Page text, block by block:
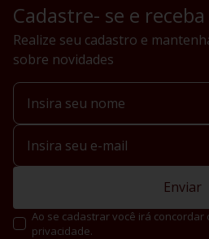
Cadastre- se e
Realize seu cadastro e
sobre novidades
Enviar
Ao se cadastrar você irá concordar
privacidade.